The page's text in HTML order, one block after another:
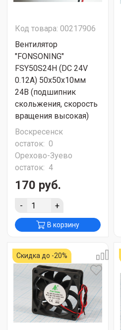
Код товара: 00217906
Вентилятор
"FONSONING"
FSY50S24H (DC 24V
0.12A) 50х50х10мм
24В (подшипник
скольжения, скорость
вращения высокая)
Воскресенск
остаток: 0
Орехово-Зуево
остаток: 4
170 руб.
- +
В корзину
Скидка до -20%